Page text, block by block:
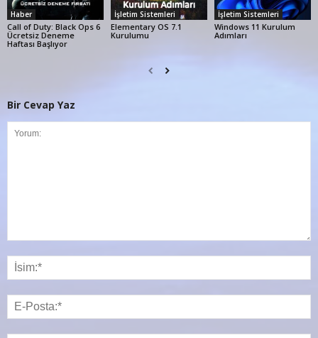
Haber
Call of Duty: Black Ops 6
Ücretsiz Deneme
Haftası Başlıyor
İşletim Sistemleri
Elementary OS 7.1
Kurulumu
İşletim Sistemleri
Windows 11 Kurulum
Adımları
Bir Cevap Yaz